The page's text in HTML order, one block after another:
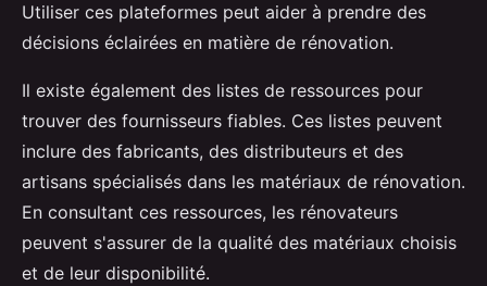
Utiliser ces plateformes peut aider à prendre des
décisions éclairées en matière de rénovation.
Il existe également des listes de ressources pour
trouver des fournisseurs fiables. Ces listes peuvent
inclure des fabricants, des distributeurs et des
artisans spécialisés dans les matériaux de rénovation.
En consultant ces ressources, les rénovateurs
peuvent s'assurer de la qualité des matériaux choisis
et de leur disponibilité.